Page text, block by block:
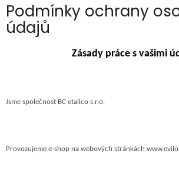
Podmínky ochrany
údajů
Zásady práce s vašimi
Jsme společnost BC etailco s.r.o.
Provozujeme e-shop na webových stránkách